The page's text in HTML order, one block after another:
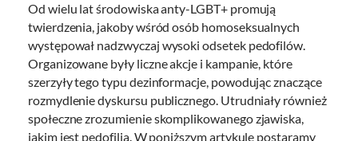
Od wielu lat środowiska anty-LGBT+ promują
twierdzenia, jakoby wśród osób homoseksualnych
występował nadzwyczaj wysoki odsetek pedofilów.
Organizowane były liczne akcje i kampanie, które
szerzyły tego typu dezinformacje, powodując znaczące
rozmydlenie dyskursu publicznego. Utrudniały również
społeczne zrozumienie skomplikowanego zjawiska,
jakim jest pedofilia. W poniższym artykule postaramy